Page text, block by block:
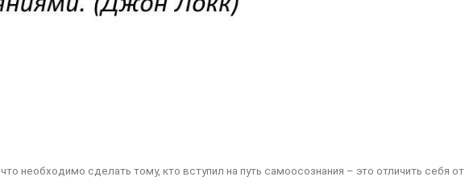
необходимо сделать тому, кто вступил на путь самоосознания – это отличить себя от